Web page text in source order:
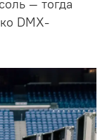
— тогда
DMX-